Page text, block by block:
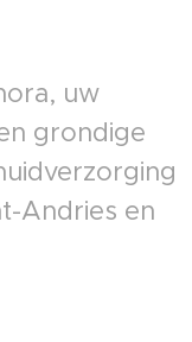
uw
grondige
Andries en